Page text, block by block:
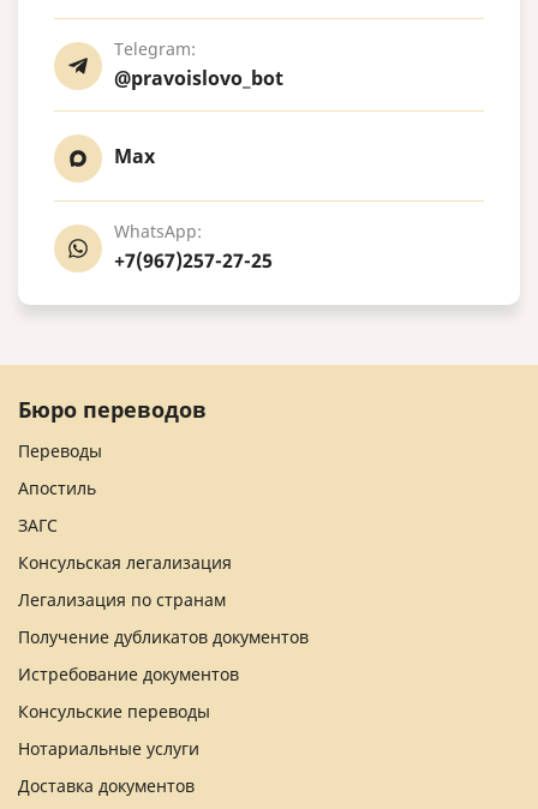
Telegram:
@pravoislovo_bot
Max
WhatsApp:
+7(967)257-27-25
Бюро переводов
Переводы
Апостиль
ЗАГС
Консульская легализация
Легализация по странам
Получение дубликатов документов
Истребование документов
Консульские переводы
Нотариальные услуги
Доставка документов